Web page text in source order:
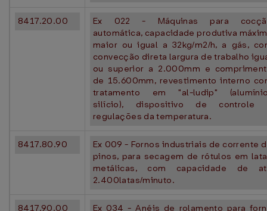
8417.20.00
Ex 022 - Máquinas para
automática, capacidade produtiva
maior ou igual a 32kg/m2/h, a gás,
convecção direta largura de trabalho
ou superior a 2.000mm e
de 15.600mm, revestimento interno
tratamento em "al-ludip"
silício), dispositivo de controle
regulações da temperatura.
8417.80.90
Ex 009 - Fornos industriais de corrente
pinos, para secagem de rótulos em
metálicas, com capacidade de
2.400latas/minuto.
8417.90.00
Ex 034 - Anéis de rolamento para